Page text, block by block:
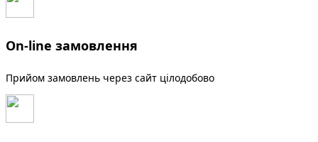
On-line замовлення
Прийом замовлень через сайт цілодобово